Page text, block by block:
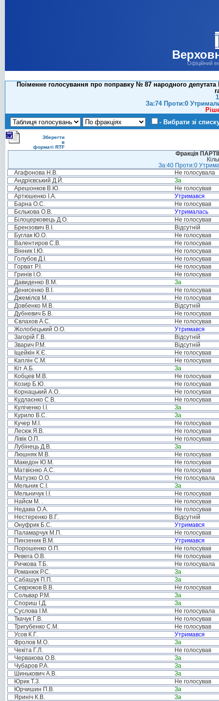
Офіційний
Поіменне голосування про поправку № 87 народного
За:74 Проти:0
- Вибрати зі
Зберегти
в
форматі RTF
Фракція
За:40 Проти:0
Агафонова Н.В.
Не голосувала
Андрієвський Д.Й.
За
Арешонков В.Ю.
Не голосував
Артюшенко І.А.
Утримався
Барна О.С.
Не голосував
Бєлькова О.В.
Утрималась
Білоцерковець Д.О.
Не голосував
Брензович В.І.
Відсутній
Буглак Ю.О.
Не голосував
Валентиров С.В.
Не голосував
Вінник І.Ю.
Не голосував
Голубов Д.І.
Не голосував
Горват Р.І.
Не голосував
Гринів І.О.
Не голосував
Давиденко В.М.
За
Денисенко В.І.
Не голосував
Джемілєв М. .
Не голосував
Довбенко М.В.
Відсутній
Дубневич Б.В.
Не голосував
Євлахов А.С.
Не голосував
Жолобецький О.О.
Утримався
Загорій Г.В.
Відсутній
Зварич Р.М.
Відсутній
Іщейкін К.Є.
Не голосував
Каплін С.М.
Не голосував
Кіт А.Б.
За
Кобцев М.В.
Не голосував
Козир Б.Ю.
Не голосував
Корнацький А.О.
Не голосував
Кудлаєнко С.В.
Не голосував
Куліченко І.І.
За
Курило В.С.
За
Кучер М.І.
Не голосував
Лесюк Я.В.
Не голосував
Лівік О.П.
Не голосував
Лубінець Д.В.
За
Люшняк М.В.
Не голосував
Македон Ю.М.
Не голосував
Матвієнко А.С.
Не голосував
Матузко О.О.
Не голосувала
Мельник С.І.
За
Мельничук І.І.
Не голосував
Найєм М. .
Не голосував
Недава О.А.
Не голосував
Нестеренко В.Г.
Відсутній
Онуфрик Б.С.
Утримався
Паламарчук М.П.
Не голосував
Пинзеник В.М.
Утримався
Порошенко О.П.
Не голосував
Ревега О.В.
Не голосував
Ричкова Т.Б.
Не голосувала
Романюк Р.С.
За
Сабашук П.П.
За
Севрюков В.В.
Не голосував
Сольвар Р.М.
За
Спориш І.Д.
За
Суслова І.М.
Не голосувала
Ткачук Г.В.
Не голосував
Тригубенко С.М.
Не голосував
Усов К.Г.
Утримався
Фролов М.О.
За
Чекіта Г.Л.
Не голосував
Червакова О.В.
За
Чубаров Р.А.
За
Шинькович А.В.
За
Юрик Т.З.
Не голосував
Юрчишин П.В.
За
Яриніч К.В.
За